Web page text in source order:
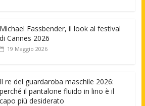
Michael Fassbender, il look al festival
di Cannes 2026
19 Maggio 2026
Il re del guardaroba maschile 2026:
perché il pantalone fluido in lino è il
capo più desiderato